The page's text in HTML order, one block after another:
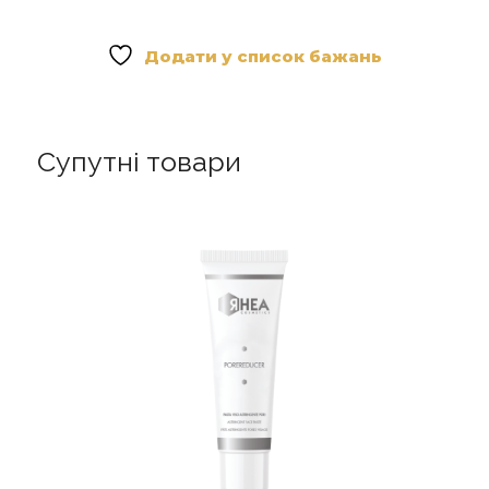
кількість
Додати у список бажань
Супутні товари